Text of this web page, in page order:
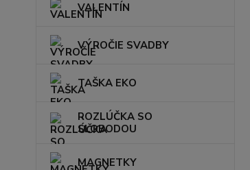
VALENTÍN
VÝROČIE SVADBY
TAŠKA EKO
ROZLÚČKA SO
SLOBODOU
MAGNETKY